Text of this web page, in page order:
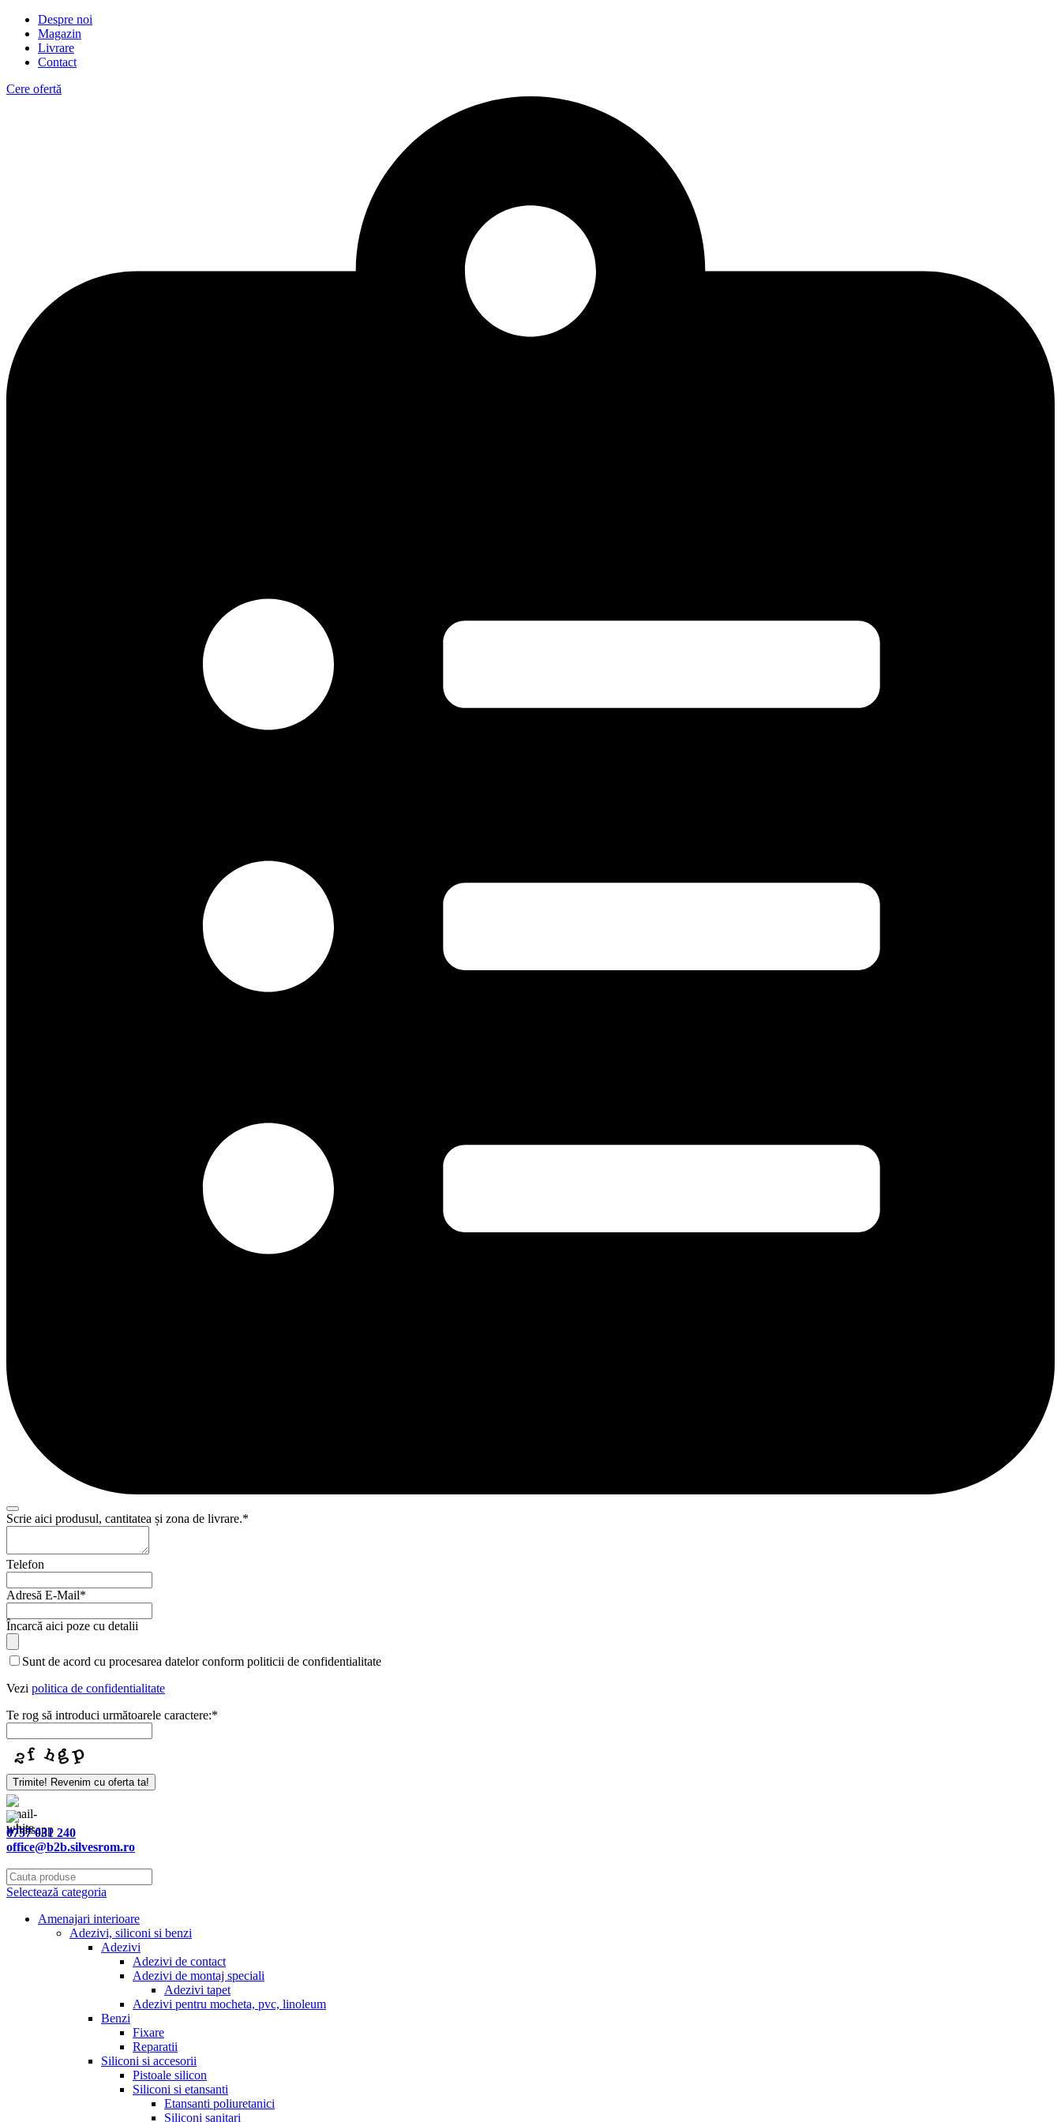
Despre noi
Magazin
Livrare
Contact
Cere ofertă
Scrie aici produsul, cantitatea și zona de livrare.*
Telefon
Adresă E-Mail*
Încarcă aici poze cu detalii
Email*
Sunt de acord cu procesarea datelor conform politicii de confidentialitate
Vezi politica de confidentialitate
Te rog să introduci următoarele caractere:*
Trimite! Revenim cu oferta ta!
0757 031 240
office@b2b.silvesrom.ro
Selectează categoria
Amenajari interioare
Adezivi, siliconi si benzi
Adezivi
Adezivi de contact
Adezivi de montaj speciali
Adezivi tapet
Adezivi pentru mocheta, pvc, linoleum
Benzi
Fixare
Reparatii
Siliconi si accesorii
Pistoale silicon
Siliconi si etansanti
Etansanti poliuretanici
Siliconi sanitari